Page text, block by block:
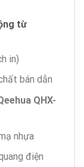
từ
in)
bán dẫn
QHX-
nhựa
điện